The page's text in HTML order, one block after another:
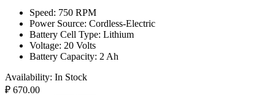
Speed: 750 RPM
Power Source: Cordless-Electric
Battery Cell Type: Lithium
Voltage: 20 Volts
Battery Capacity: 2 Ah
Availability: In Stock
₽ 670.00